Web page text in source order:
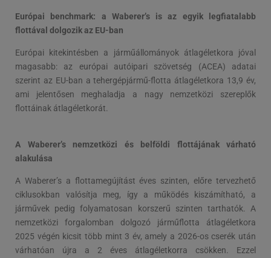
Európai benchmark: a Waberer’s is az egyik legfiatalabb
flottával dolgozik az EU-ban
Európai kitekintésben a járműállományok átlagéletkora jóval
magasabb: az európai autóipari szövetség (ACEA) adatai
szerint az EU-ban a tehergépjármű-flotta átlagéletkora 13,9 év,
ami jelentősen meghaladja a nagy nemzetközi szereplők
flottáinak átlagéletkorát.
A Waberer’s nemzetközi és belföldi flottájának várható
alakulása
A Waberer’s a flottamegújítást éves szinten, előre tervezhető
ciklusokban valósítja meg, így a működés kiszámítható, a
járművek pedig folyamatosan korszerű szinten tarthatók. A
nemzetközi forgalomban dolgozó járműflotta átlagéletkora
2025 végén kicsit több mint 3 év, amely a 2026-os cserék után
várhatóan újra a 2 éves átlagéletkorra csökken. Ezzel